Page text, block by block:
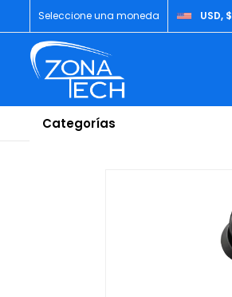
Seleccione una moneda USD, $
Categorías